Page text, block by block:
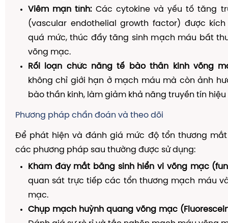
Viêm mạn tính:Các cytokine và yếu tố tăng
(vascular endothelial growth factor) được
quá mức, thúc đẩy tăng sinh mạch máu bất
võng mạc.
Rối loạn chức năng tế bào thần kinh võng
không chỉ giới hạn ở mạch máu mà còn ảnh
bào thần kinh, làm giảm khả năng truyền tín
Phương pháp chẩn đoán và theo dõi
Để phát hiện và đánh giá mức độ tổn thương
các phương pháp sau thường được sử dụng:
Khám đáy mắt bằng sinh hiển vi võng mạc
quan sát trực tiếp các tổn thương mạch máu
mạc.
Chụp mạch huỳnh quang võng mạc